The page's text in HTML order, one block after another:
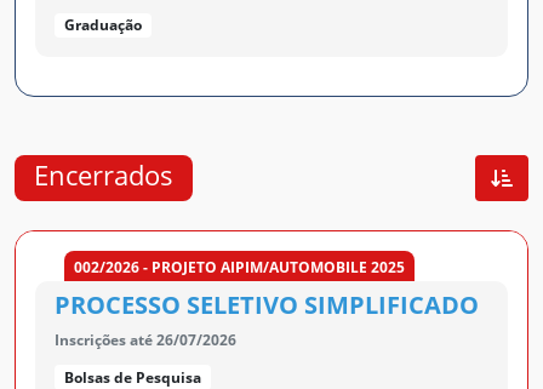
Graduação
Encerrados
002/2026 - PROJETO AIPIM/AUTOMOBILE 2025
PROCESSO SELETIVO SIMPLIFICADO
Inscrições até 26/07/2026
Bolsas de Pesquisa